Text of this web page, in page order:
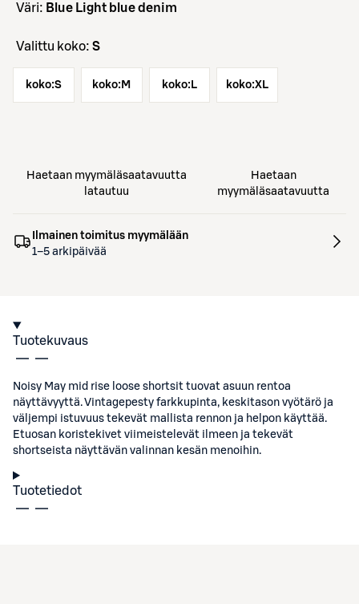
väri: Blue Light blue denim
Valittu koko: S
koko:S koko: M koko: L koko:XL
Haetaan myymäläsaatavuutta
latautuu
Haetaan
myymäläsaatavuutta
Ilmainen toimitus myymälään
1–5 arkipäivää
Tuotekuvaus
Noisy May mid rise loose shortsit tuovat asuun rentoa
näyttävyyttä. Vintagepesty farkkupinta, keskitason vyötärö ja
väljempi istuvuus tekevät mallista rennon ja helpon käyttää.
Etuosan koristekivet viimeistelevät ilmeen ja tekevät
shortseista näyttävän valinnan kesän menoihin.
Tuotetiedot